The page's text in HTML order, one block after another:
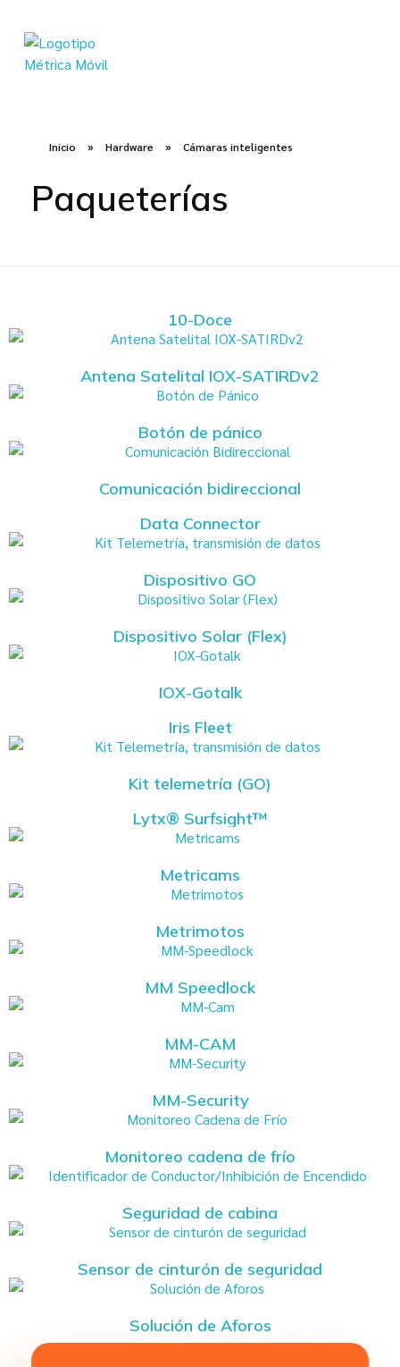
Inicio » Hardware » Cámaras inteligentes
Paqueterías
10-Doce
Antena Satelital IOX-SATIRDv2
Botón de pánico
Comunicación bidireccional
Data Connector
Dispositivo GO
Dispositivo Solar (Flex)
IOX-Gotalk
Iris Fleet
Kit telemetría (GO)
Lytx® Surfsight™
Metricams
Metrimotos
MM Speedlock
MM-CAM
MM-Security
Monitoreo cadena de frío
Seguridad de cabina
Sensor de cinturón de seguridad
Solución de Aforos